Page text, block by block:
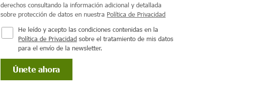
derechos consultando la información adicional y detallada
sobre protección de datos en nuestra Política de Privacidad
He leído y acepto las condiciones contenidas en la
Política de Privacidad sobre el tratamiento de mis datos
para el envío de la newsletter.